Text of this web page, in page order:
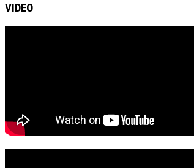
VIDEO